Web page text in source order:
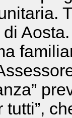
tutti”,